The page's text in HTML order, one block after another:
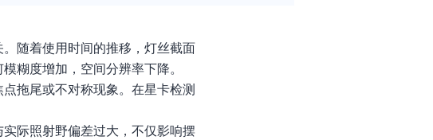
随着使用时间的推移，灯丝截面
糊度增加，空间分辨率下降。
拖尾或不对称现象。在星卡检测
际照射野偏差过大，不仅影响摆